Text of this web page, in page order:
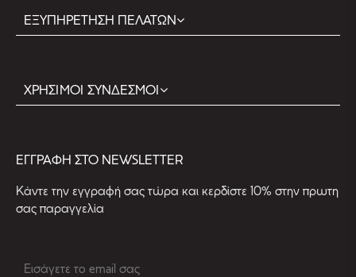
ΕΞΥΠΗΡΕΤΗΣΗ ΠΕΛΑΤΩΝ
ΧΡΗΣΙΜΟΙ ΣΥΝΔΕΣΜΟΙ
EΓΓΡΑΦΗ ΣΤΟ NEWSLETTER
Kάντε την εγγραφή σας τώρα και κερδίστε 10% στην πρωτη
σας παραγγελία